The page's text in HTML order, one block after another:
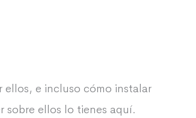
ellos, e incluso cómo instalar
sobre ellos lo tienes aquí.